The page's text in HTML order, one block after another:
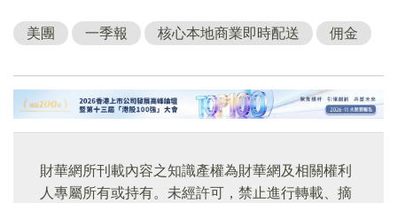
美團 一季報 核心本地商業即時配送 佣金
財華網所刊載內容之知識產權為財華網及相關權利
人專屬所有或持有。未經許可，禁止進行轉載、摘